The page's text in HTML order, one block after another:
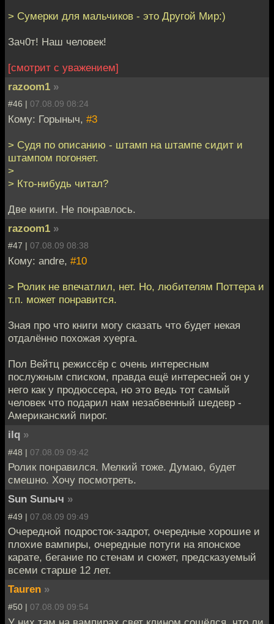
> Сумерки для мальчиков - это Другой Мир:)
Зач0т! Наш человек!
[смотрит с уважением]
razoom1 »
#46 | 07.08.09 08:24
Кому: Горыныч, #3
> Судя по описанию - штамп на штампе сидит и
штампом погоняет.
>
> Кто-нибудь читал?
Две книги. Не понравлось.
razoom1 »
#47 | 07.08.09 08:38
Кому: andre, #10
> Ролик не впечатлил, нет. Но, любителям Поттера и
т.п. может понравится.
Зная про что книги могу сказать что будет некая
отдалённо похожая хуерга.
Пол Вейтц режиссёр с очень интересным
послужным списком, правда ещё интересней он у
него как у продюссера, но это ведь тот самый
человек что подарил нам незабвенный шедевр -
Американский пирог.
ilq »
#48 | 07.08.09 09:42
Ролик понравился. Мелкий тоже. Думаю, будет
смешно. Хочу посмотреть.
Sun Sunыч »
#49 | 07.08.09 09:49
Очередной подросток-задрот, очередные хорошие и
плохие вампиры, очередные потуги на японское
карате, бегание по стенам и сюжет, предсказуемый
всеми старше 12 лет.
Tauren »
#50 | 07.08.09 09:54